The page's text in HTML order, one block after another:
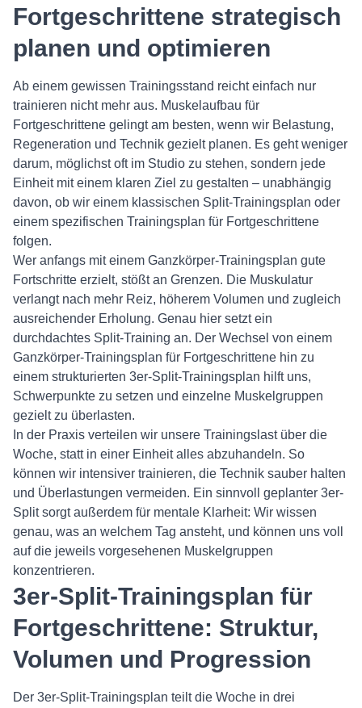
Fortgeschrittene strategisch
planen und optimieren
Ab einem gewissen Trainingsstand reicht einfach nur
trainieren nicht mehr aus. Muskelaufbau für
Fortgeschrittene gelingt am besten, wenn wir Belastung,
Regeneration und Technik gezielt planen. Es geht weniger
darum, möglichst oft im Studio zu stehen, sondern jede
Einheit mit einem klaren Ziel zu gestalten – unabhängig
davon, ob wir einem klassischen Split-Trainingsplan oder
einem spezifischen Trainingsplan für Fortgeschrittene
folgen.
Wer anfangs mit einem Ganzkörper-Trainingsplan gute
Fortschritte erzielt, stößt an Grenzen. Die Muskulatur
verlangt nach mehr Reiz, höherem Volumen und zugleich
ausreichender Erholung. Genau hier setzt ein
durchdachtes Split-Training an. Der Wechsel von einem
Ganzkörper-Trainingsplan für Fortgeschrittene hin zu
einem strukturierten 3er-Split-Trainingsplan hilft uns,
Schwerpunkte zu setzen und einzelne Muskelgruppen
gezielt zu überlasten.
In der Praxis verteilen wir unsere Trainingslast über die
Woche, statt in einer Einheit alles abzuhandeln. So
können wir intensiver trainieren, die Technik sauber halten
und Überlastungen vermeiden. Ein sinnvoll geplanter 3er-
Split sorgt außerdem für mentale Klarheit: Wir wissen
genau, was an welchem Tag ansteht, und können uns voll
auf die jeweils vorgesehenen Muskelgruppen
konzentrieren.
3er-Split-Trainingsplan für
Fortgeschrittene: Struktur,
Volumen und Progression
Der 3er-Split-Trainingsplan teilt die Woche in drei